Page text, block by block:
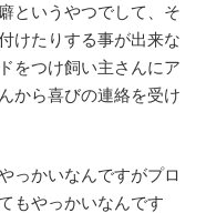
というやつでして、そ
けたりする事が出来な
をつけ飼い主さんにア
から喜びの連絡を受け
っかいなんですがプロ
もやっかいなんです